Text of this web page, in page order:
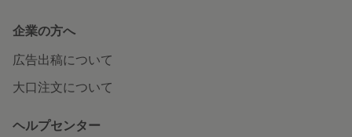
企業の方へ
広告出稿について
大口注文について
ヘルプセンター